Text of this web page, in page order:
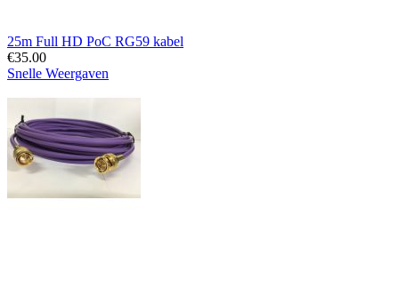
25m Full HD PoC RG59 kabel
€35.00
Snelle Weergaven